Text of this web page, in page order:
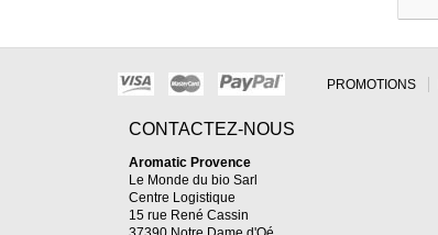
PROMOTIONS
CONTACTEZ-NOUS
Aromatic Provence
Le Monde du bio Sarl
Centre Logistique
15 rue René Cassin